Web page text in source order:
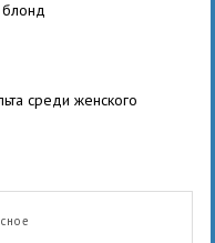
среди женского